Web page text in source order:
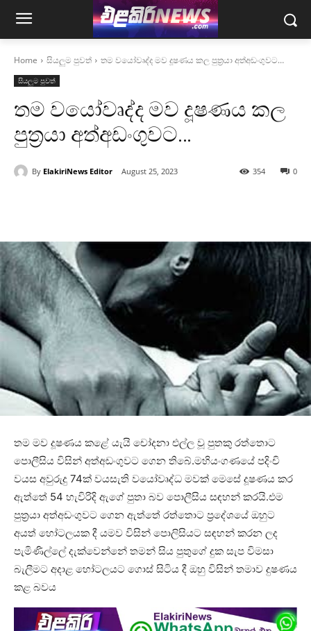
Home සියලුම පුවත් තම වයෝවෘද්ද මව දූෂණය කල පුත‍්‍රයා අත්අඩංගුවට…
සියලුම පුවත්
තම වයෝවෘද්ද මව දූෂණය කල
පුත‍්‍රයා අත්අඩංගුවට…
By ElakiriNews Editor August 25, 2023 0
354
තම මව දූෂණය කළේ යැයි චෝදනා එල්ල වූ පුතකු රත්තොට
පොලීසිය විසින් අත්අඩංගුවට ගෙන තිබේ.මහියංගණයේ පදිංචි
වයස අවුරුදු 74ක් වයසැති වයෝවෘද්ධ මවක් මෙසේ දූෂණය කර
ඇත්තේ 54 හැවිරිදි ඇගේ පුතා බව පොලීසිය සඳහන් කරයි.එම
පුත්‍රයා අත්අඩංගුවට ගෙන ඇත්තේ රත්තොට ප්‍රදේශයේ ඔහුට
අයත් හෝටලයක දී යමව විසින් පොලිසියට සඳහන් කරන ලද
පැමිණිල්ලේ දැක්වෙන්නේ තමන් සිය පුතුගේ දුක සැප විමසා
බැලීමට අදාළ හෝටලයට ගොස් සිටිය දී ඔහු විසින් තමාව දුෂණය
කළ බවය